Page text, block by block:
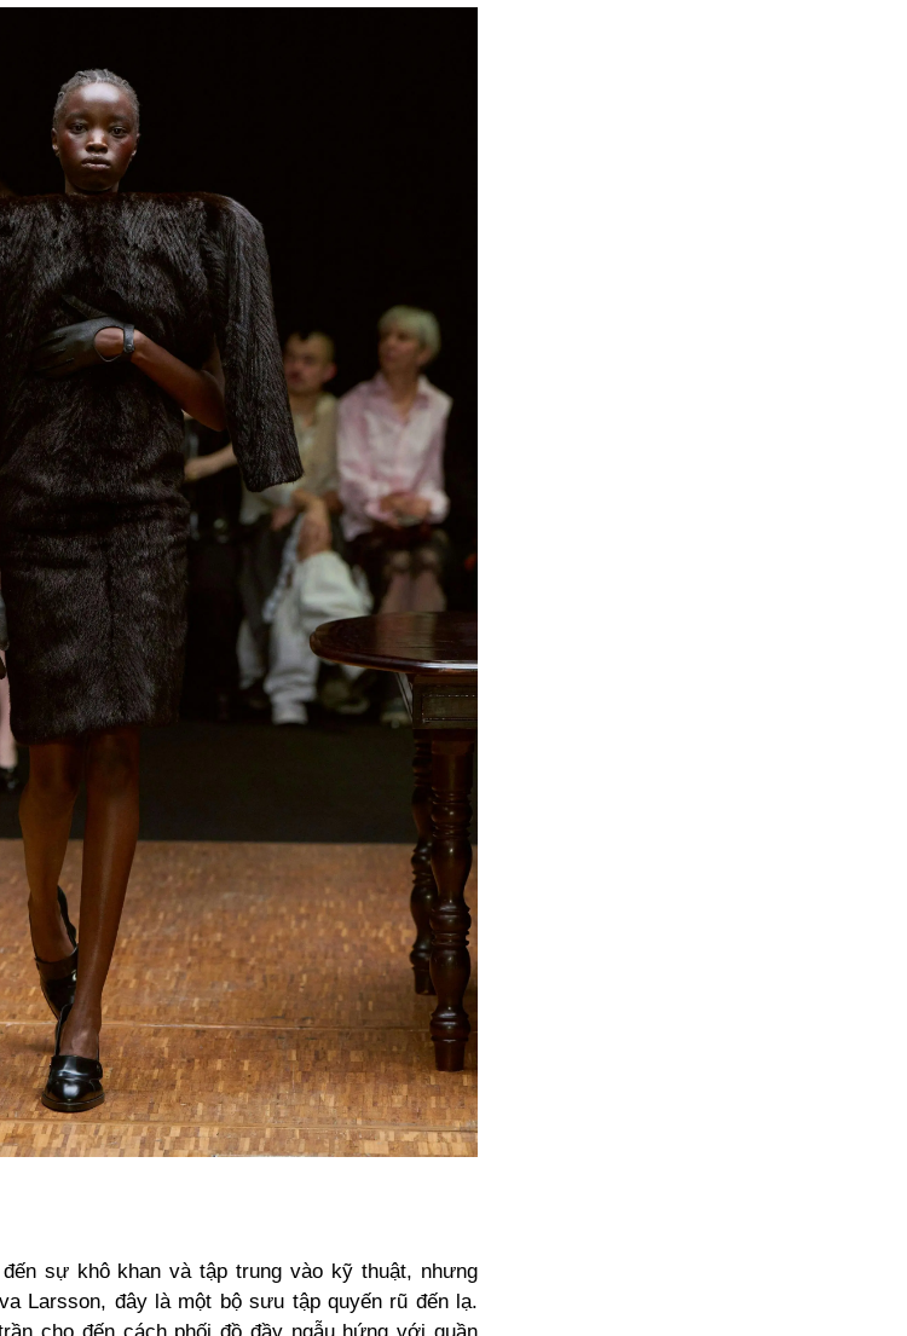
sự khô khan và tập trung vào kỹ thuật, nhưng
Larsson, đây là một bộ sưu tập quyến rũ đến lạ.